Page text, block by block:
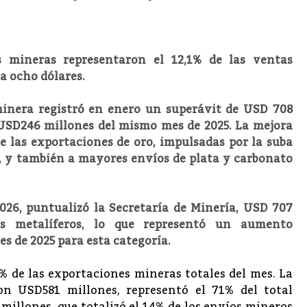
mineras representaron el 12,1% de las ventas
ocho dólares.
registró en enero un superávit de USD 708
millones del mismo mes de 2025. La mejora
exportaciones de oro, impulsadas por la suba
también a mayores envíos de plata y carbonato
puntualizó la Secretaría de Minería, USD 707
metalíferos, lo que representó un aumento
de 2025 para esta categoría.
de las exportaciones mineras totales del mes. La
USD581 millones, representó el 71% del total